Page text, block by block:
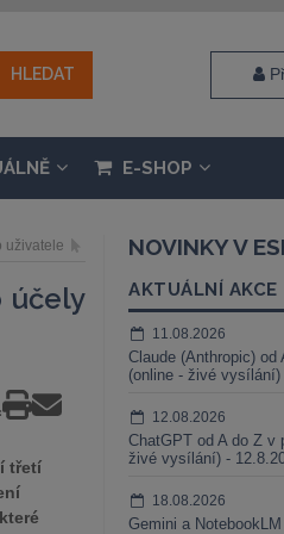
E-SHOP
uživatele
účely
třetí
NOVINKY V
AKTUÁLNÍ AKCE
11.08.2026
Claude (Anthropic)
(online - živé vysílání)
12.08.2026
ChatGPT od A do Z v
živé vysílání) -
18.08.2026
Gemini a